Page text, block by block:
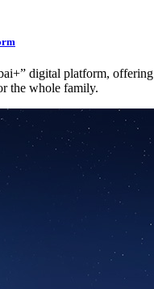
digital platform, offering
the whole family.